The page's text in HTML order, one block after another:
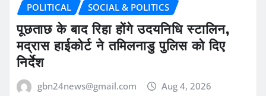
POLITICAL SOCIAL & POLITICS
पूछताछ के बाद रिहा होंगे उदयनिधि स्टालिन,
मद्रास हाईकोर्ट ने तमिलनाडु पुलिस को दिए
निर्देश
gbn24news@gmail.com Aug 4, 2026